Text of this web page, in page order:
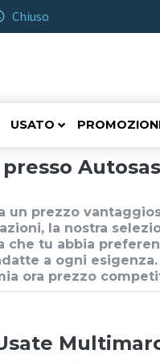
Chiuso
USATO
un prezzo
la nostra
che tu abbia
a ogni
ora prezzo